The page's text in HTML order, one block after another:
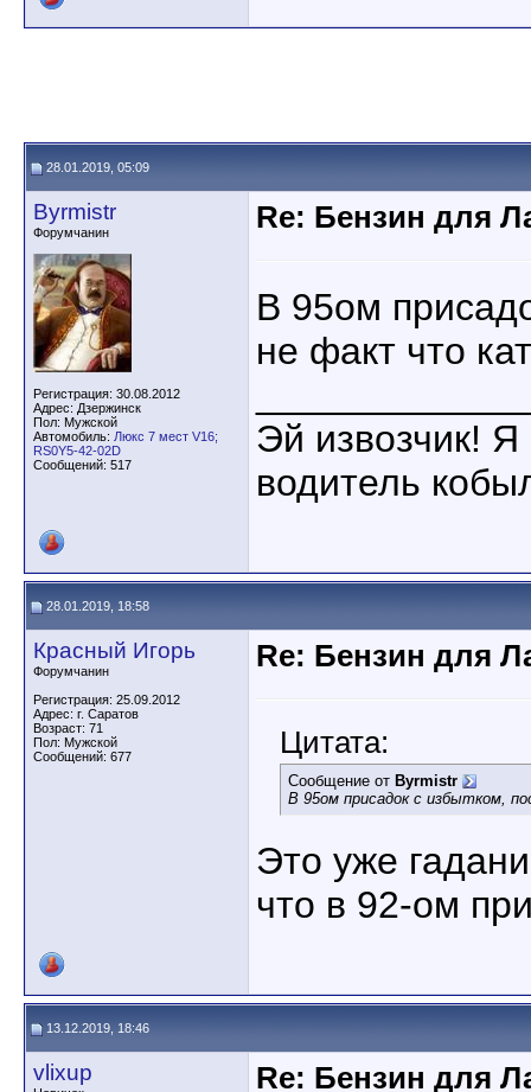
28.01.2019, 05:09
Byrmistr
Форумчанин
Регистрация: 30.08.2012
Адрес: Дзержинск
Пол: Мужской
Автомобиль: Люкс 7 мест V16;
RS0Y5-42-02D
Сообщений: 517
Re: Бензин для
В 95ом
не факт что
Эй извозчик! Я
водитель
28.01.2019, 18:58
Красный Игорь
Форумчанин
Регистрация: 25.09.2012
Адрес: г. Саратов
Возраст: 71
Пол: Мужской
Сообщений: 677
Re: Бензин для
Цитата:
Сообщение от Byrmistr
В 95ом присадок с избытком,
Это уже
что в 92-ом
13.12.2019, 18:46
vlixup Re: Бензин для